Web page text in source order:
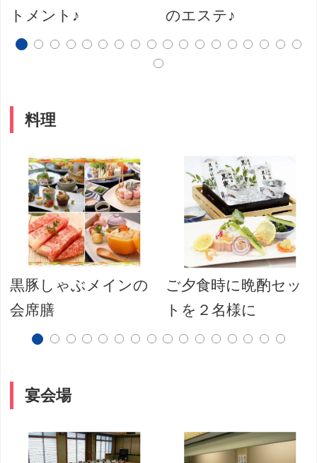
トメント♪
のエステ♪
料理
黒豚しゃぶメインの
会席膳
ご夕食時に晩酌セッ
トを２名様に
宴会場